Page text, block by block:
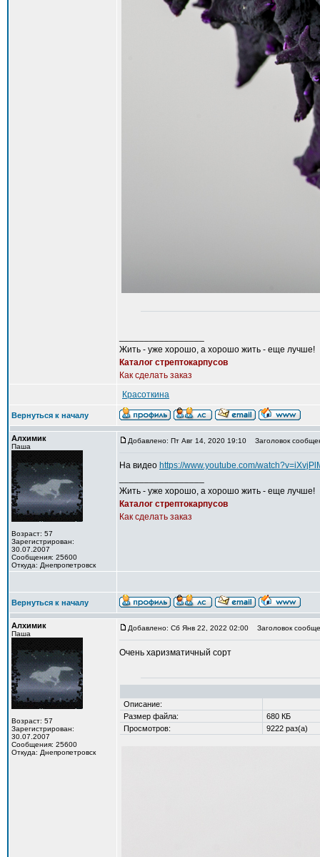
Жить - уже хорошо, а хорошо жить - еще лучше!
Каталог стрептокарпусов
Как сделать заказ
Красоткина
Вернуться к началу
Алхимик
Паша
Возраст: 57
Зарегистрирован:
30.07.2007
Сообщения: 25600
Откуда: Днепропетровск
Добавлено: Пт Авг 14, 2020 19:10 Заголовок
На видео https://www.youtube.com/
Жить - уже хорошо, а хорошо жить - еще лучше!
Каталог стрептокарпусов
Как сделать заказ
Вернуться к началу
Алхимик
Паша
Возраст: 57
Зарегистрирован:
30.07.2007
Сообщения: 25600
Откуда: Днепропетровск
Добавлено: Сб Янв 22, 2022 02:00 Заголовок
Очень харизматичный сорт
Описание:
Размер файла:
680 КБ
Просмотров:
9222 раз(а)